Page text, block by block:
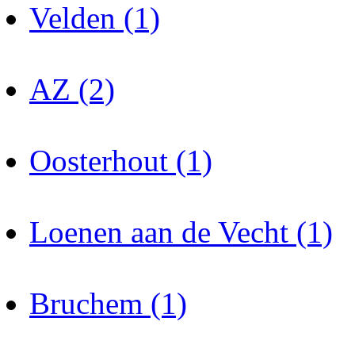
Velden (1)
AZ (2)
Oosterhout (1)
Loenen aan de Vecht (1)
Bruchem (1)